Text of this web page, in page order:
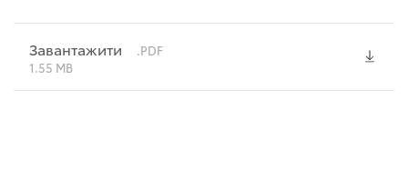
Завантажити
.PDF
1.55 MB